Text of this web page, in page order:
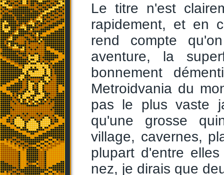
Le titre n'est
rapidement, et en
rend compte
aventure, la
bonnement
Metroidvania du
pas le plus vaste
qu'une grosse
village, cavernes,
plupart d'entre
nez, je dirais que